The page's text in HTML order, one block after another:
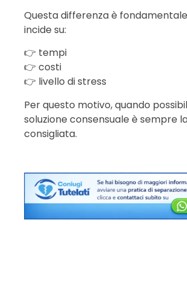
Questa differenza è
incide su:
👉 tempi
👉 costi
👉 livello di stress
Per questo motivo, quando
soluzione consensuale è sempre
consigliata.